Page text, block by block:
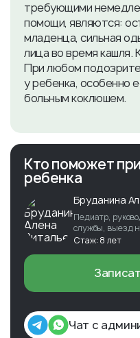
требующими
помощи, являются:
младенца, сильная
лица во время кашля.
При любом
у ребенка, особенно
больным коклюшем.
Кто поможет
ребенка
Бруданина
Педиатр,
службы, выезд
Стаж: 8 лет
Чат с